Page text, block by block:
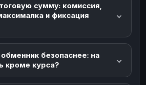
сумму: комиссия,
и фиксация
безопаснее: на
кроме курса?